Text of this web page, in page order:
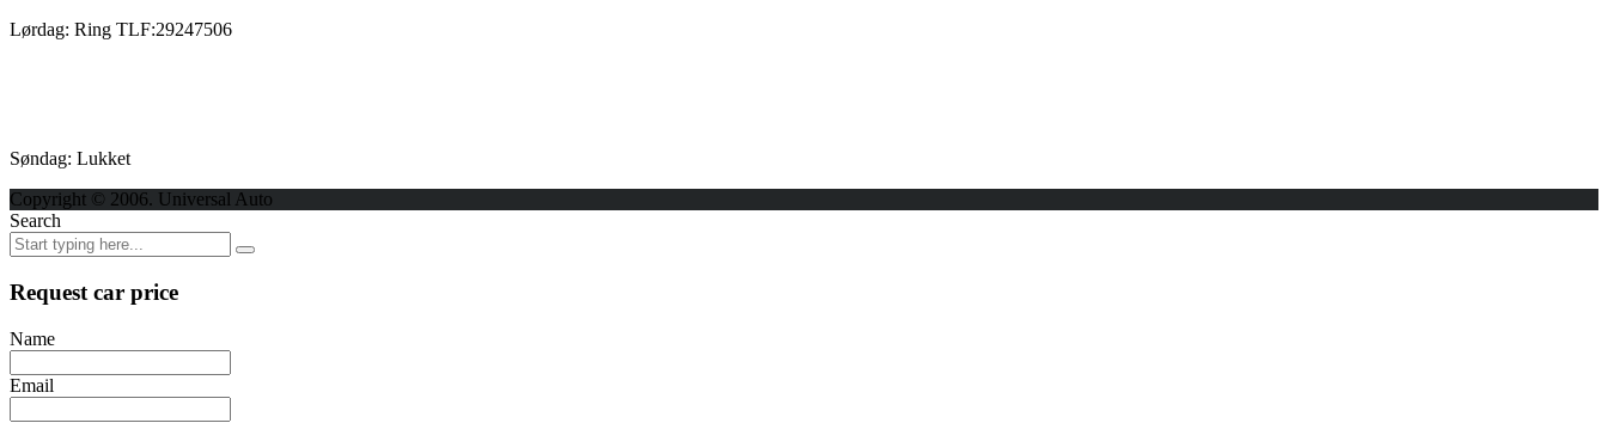
Lørdag: Ring TLF:29247506
Søndag: Lukket
Copyright © 2006. Universal Auto
Search
Request car price
Name
Email